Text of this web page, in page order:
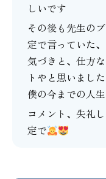
しいです
その後も先生の
定で言っていた、
気づきと、仕方
トやと思いました
僕の今までの人
コメント、失礼
定で